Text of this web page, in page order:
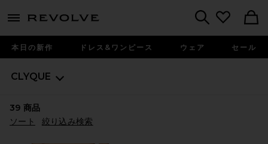
menu - shows more content
本日の新作 ドレス&ワンピース ウェア セール
CLYQUE
39 商品
ソート
絞り込み検索